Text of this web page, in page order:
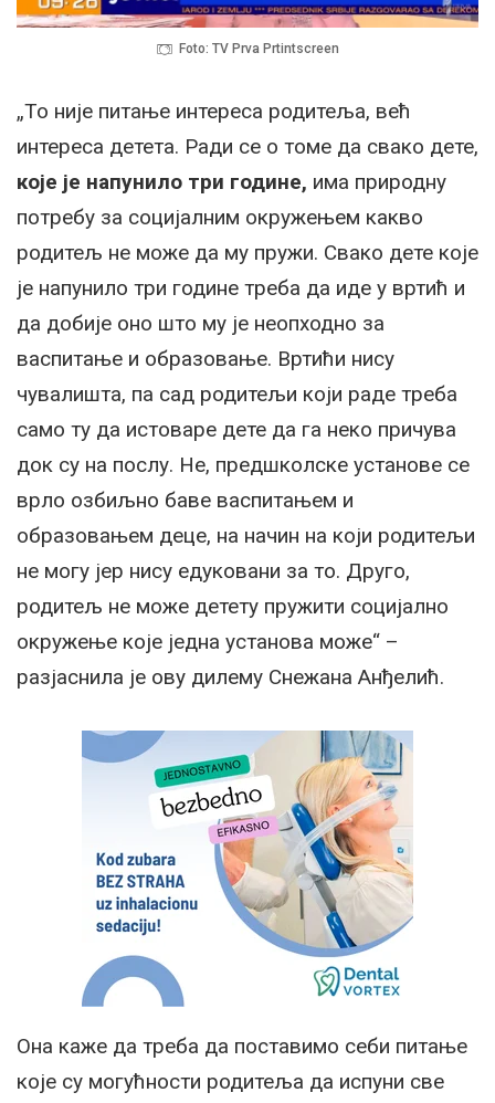
Foto: TV Prva Prtintscreen
„То није питање интереса родитеља, већ
интереса детета. Ради се о томе да свако дете,
које је напунило три године, има природну
потребу за социјалним окружењем какво
родитељ не може да му пружи. Свако дете које
је напунило три године треба да иде у вртић и
да добије оно што му је неопходно за
васпитање и образовање. Вртићи нису
чувалишта, па сад родитељи који раде треба
само ту да истоваре дете да га неко причува
док су на послу. Не, предшколске установе се
врло озбиљно баве васпитањем и
образовањем деце, на начин на који родитељи
не могу јер нису едуковани за то. Друго,
родитељ не може детету пружити социјално
окружење које једна установа може“ –
разјаснила је ову дилему Снежана Анђелић.
Она каже да треба да поставимо себи питање
које су могућности родитеља да испуни све